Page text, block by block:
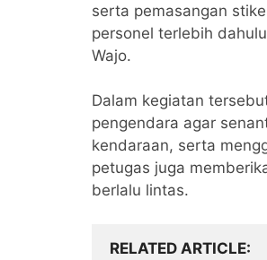
serta pemasangan
personel terlebih
Wajo.
Dalam kegiatan
pengendara agar
kendaraan, serta
petugas juga
berlalu lintas.
RELATED ARTICLE